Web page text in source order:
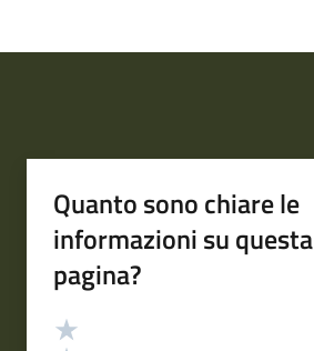
Quanto sono chiare le
informazioni su questa
pagina?
Valutazione